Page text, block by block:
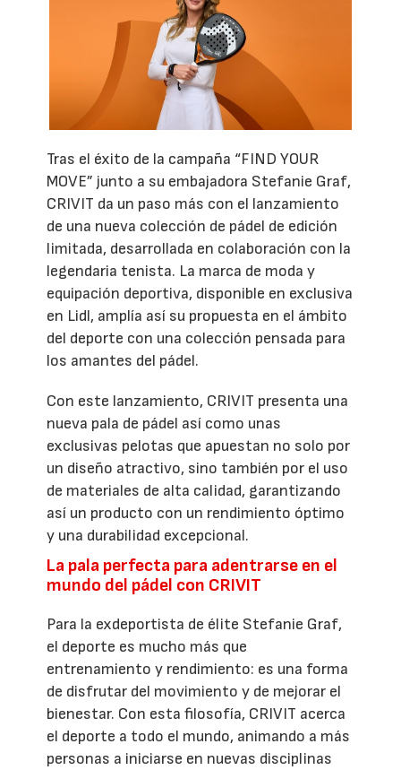
Tras el éxito de la campaña “FIND YOUR
MOVE” junto a su embajadora Stefanie Graf,
CRIVIT da un paso más con el lanzamiento
de una nueva colección de pádel de edición
limitada, desarrollada en colaboración con la
legendaria tenista. La marca de moda y
equipación deportiva, disponible en exclusiva
en Lidl, amplía así su propuesta en el ámbito
del deporte con una colección pensada para
los amantes del pádel.
Con este lanzamiento, CRIVIT presenta una
nueva pala de pádel así como unas
exclusivas pelotas que apuestan no solo por
un diseño atractivo, sino también por el uso
de materiales de alta calidad, garantizando
así un producto con un rendimiento óptimo
y una durabilidad excepcional.
La pala perfecta para adentrarse en el
mundo del pádel con CRIVIT
Para la exdeportista de élite Stefanie Graf,
el deporte es mucho más que
entrenamiento y rendimiento: es una forma
de disfrutar del movimiento y de mejorar el
bienestar. Con esta filosofía, CRIVIT acerca
el deporte a todo el mundo, animando a más
personas a iniciarse en nuevas disciplinas